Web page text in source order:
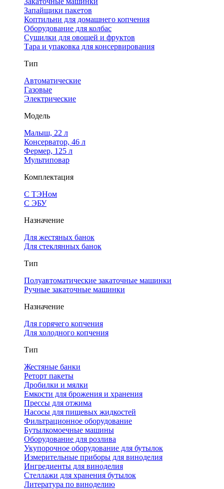
Запайщики пакетов
Коптильни для домашнего копчения
Оборудование для колбас
Сушилки для овощей и фруктов
Тара и упаковка для консервирования
Тип
Автоматические
Газовые
Электрические
Модель
Малыш, 22 л
Консерватор, 46 л
Фермер, 125 л
Мультиповар
Комплектация
С ТЭНом
С ЭБУ
Назначение
Для жестяных банок
Для стеклянных банок
Тип
Полуавтоматические закаточные машинки
Ручные закаточные машинки
Назначение
Для горячего копчения
Для холодного копчения
Тип
Жестяные банки
Реторт пакеты
Дробилки и мялки
Емкости для брожения и хранения
Прессы для отжима
Насосы для пищевых жидкостей
Фильтрационное оборудование
Бутылкомоечные машины
Оборудование для розлива
Укупорочное оборудование для бутылок
Измерительные приборы для виноделия
Ингредиенты для виноделия
Стеллажи для хранения бутылок
Литература по виноделию